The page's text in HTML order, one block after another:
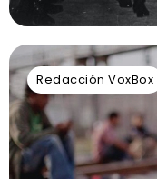
Redacción VoxBox